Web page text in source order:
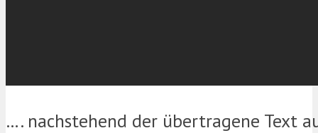
…. nachstehend der übertragene Text